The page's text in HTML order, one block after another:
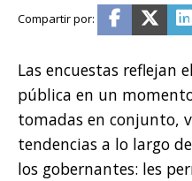
Las encuestas reflejan
pública en un
tomadas en conjunto,
tendencias a lo largo
los gobernantes: les